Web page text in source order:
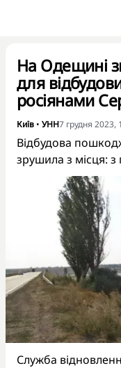
На Одещині
для
росіянами
Київ • УНН7 грудня 2023,
Відбудова
зрушила з місця:
Служба